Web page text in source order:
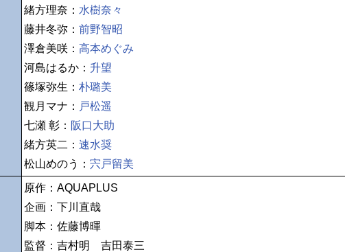
緒方理奈： 水樹奈々
藤井冬弥： 前野智昭
澤倉美咲： 高本めぐみ
河島はるか： 升望
篠塚弥生： 朴璐美
観月マナ： 戸松遥
七瀬 彰： 阪口大助
緒方英二： 速水奨
松山めのう： 宍戸留美
原作：AQUAPLUS
企画：下川直哉
脚本：佐藤博暉
監督：吉村明 吉田泰三